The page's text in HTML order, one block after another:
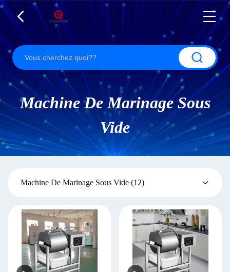
Machine De Marinage Sous
Vide
Machine De Marinage Sous Vide (12)